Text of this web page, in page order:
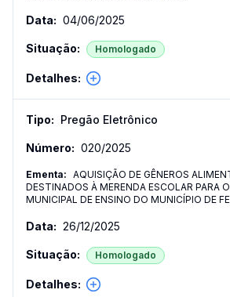
04/06/2025
Homologado
Pregão Eletrônico
020/2025
AQUISIÇÃO DE GÊNEROS
DESTINADOS À MERENDA ESCOLAR PARA
MUNICIPAL DE ENSINO DO MUNICÍPIO DE
26/12/2025
Homologado